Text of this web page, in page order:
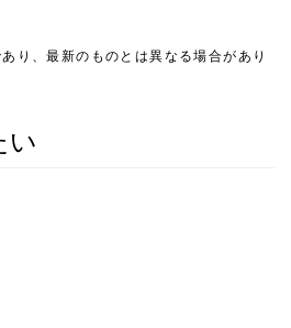
り、最新のものとは異なる場合があり
い